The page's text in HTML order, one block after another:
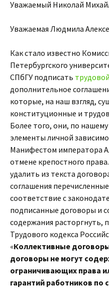
Уважаемый Николай
Уважаемая Людмила
Как стало известно
Петербургского
СПбГУ подписать
дополнительное
которые, на наш взгляд,
конституционные и
Более того, они, по
элементы личной
Манифестом императора
отмене крепостного
удалить из текста
соглашения
соответствие с
подписанные договоры и
содержания расторгнуть,
Трудового кодекса
«Коллективные
договоры не могут
ограничивающих права
гарантий работников по